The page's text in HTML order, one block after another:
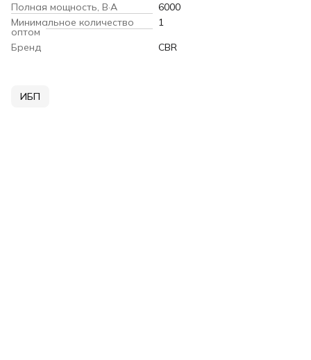
Полная мощность, В·А
6000
Минимальное количество
оптом
1
Бренд
CBR
ИБП